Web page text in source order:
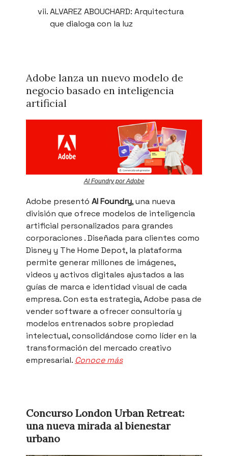
ALVAREZ ABOUCHARD: Arquitectura
que dialoga con la luz
Adobe lanza un nuevo modelo de
negocio basado en inteligencia
artificial
AI Foundry por Adobe
Adobe presentó AI Foundry, una nueva
división que ofrece modelos de inteligencia
artificial personalizados para grandes
corporaciones . Diseñada para clientes como
Disney y The Home Depot, la plataforma
permite generar millones de imágenes,
videos y activos digitales ajustados a las
guías de marca e identidad visual de cada
empresa. Con esta estrategia, Adobe pasa de
vender software a ofrecer consultoría y
modelos entrenados sobre propiedad
intelectual, consolidándose como líder en la
transformación del mercado creativo
empresarial. Conoce más
Concurso London Urban Retreat:
una nueva mirada al bienestar
urbano